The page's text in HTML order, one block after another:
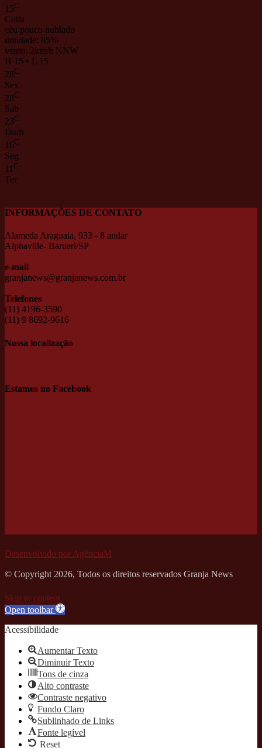
15C
Cotia
céu pouco nublado
umidade: 85%
vento: 2km/h NNW
H 15 • L 15
28C
Sex
28C
Sab
23C
Dom
16C
Seg
11 C
Ter
INFORMAÇÕES DE CONTATO
Alameda Araguaia, 933 - 8 andar
Alphaville- Barueri/SP
e-mail
granjanews@granjanews.com.br
Telefones
(11) 4196-3590
(11) 9 8692-9616
Nossa localização
Estamos no Facebook
Desenvolvido por AgênciaM
© Copyright 2026, Todos os direitos reservados Granja News
Skip to content
Open toolbar
Acessibilidade
Aumentar Texto
Diminuir Texto
Tons de cinza
Alto contraste
Contraste negativo
Fundo Claro
Sublinhado de Links
Fonte legível
Reset